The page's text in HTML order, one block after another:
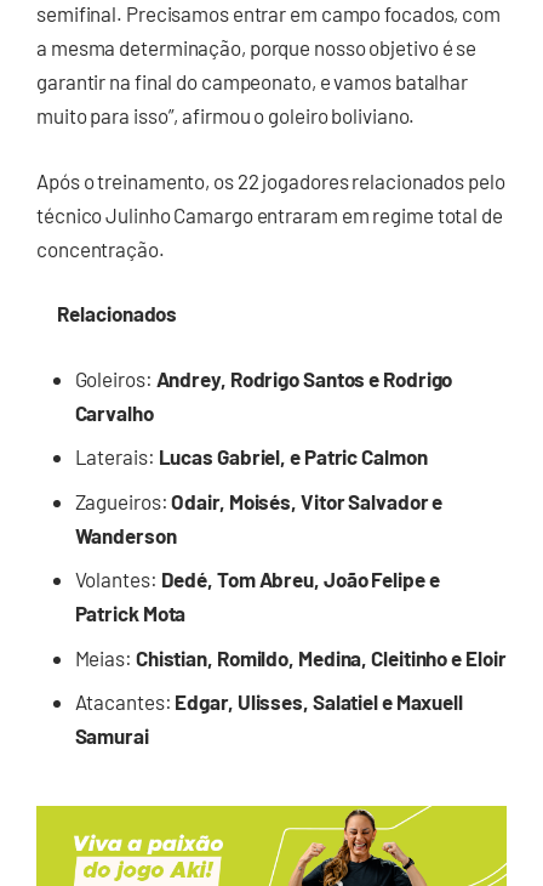
semifinal. Precisamos entrar em campo focados, com
a mesma determinação, porque nosso objetivo é se
garantir na final do campeonato, e vamos batalhar
muito para isso”, afirmou o goleiro boliviano.
Após o treinamento, os 22 jogadores relacionados pelo
técnico Julinho Camargo entraram em regime total de
concentração.
Relacionados
Goleiros: Andrey, Rodrigo Santos e Rodrigo
Carvalho
Laterais: Lucas Gabriel, e Patric Calmon
Zagueiros: Odair, Moisés, Vitor Salvador e
Wanderson
Volantes: Dedé, Tom Abreu, João Felipe e
Patrick Mota
Meias: Chistian, Romildo, Medina, Cleitinho e Eloir
Atacantes: Edgar, Ulisses, Salatiel e Maxuell
Samurai